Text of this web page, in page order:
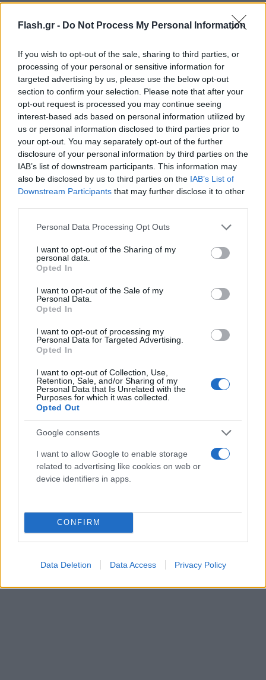
Flash.gr - Do Not Process My Personal Information
If you wish to opt-out of the sale, sharing to third parties, or
processing of your personal or sensitive information for
targeted advertising by us, please use the below opt-out
section to confirm your selection. Please note that after your
opt-out request is processed you may continue seeing
interest-based ads based on personal information utilized by
us or personal information disclosed to third parties prior to
your opt-out. You may separately opt-out of the further
disclosure of your personal information by third parties on the
IAB’s list of downstream participants. This information may
also be disclosed by us to third parties on the IAB’s List of
Downstream Participants that may further disclose it to other
Please note that this website/app uses one or more Google
not limited to your visit or usage behaviour. You may click to
grant or deny consent to Google and its third-party tags to
use your data for below specified purposes in below Google
consent section.
Personal Data Processing Opt Outs
I want to opt-out of the Sharing of my
personal data.
Opted In
I want to opt-out of the Sale of my
Personal Data.
Opted In
I want to opt-out of processing my
Personal Data for Targeted Advertising.
Opted In
I want to opt-out of Collection, Use,
Retention, Sale, and/or Sharing of my
Personal Data that Is Unrelated with the
Purposes for which it was collected.
Opted Out
Google consents
I want to allow Google to enable storage
related to advertising like cookies on web or
device identifiers in apps.
CONFIRM
Data Deletion Data Access Privacy Policy
Ύστερα από έρευνες και αξιοποίηση πληροφοριών,
υπόπτους και τους προσάγουν στο Τμήμα
Ασφαλείας Περιστερίου, όπου αναγνωρίστηκαν ως
δράστες της επίθεσης.
κατασχέθηκαν, ένα ρολόι μεγάλης αξίας, ένα
μενταγιόν, δύο κάλυκες πυροβόλου όπλου και τρία
κέρματα.
σχηματίστηκε σε βάρος τους, οδηγούνται στην
αρμόδια εισαγγελική Αρχή.